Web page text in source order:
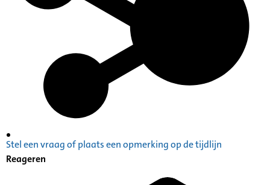
Catalogus: Index alfabetisch geordend A tot Z
Stel een vraag of plaats een opmerking op de tijdlijn
Reageren